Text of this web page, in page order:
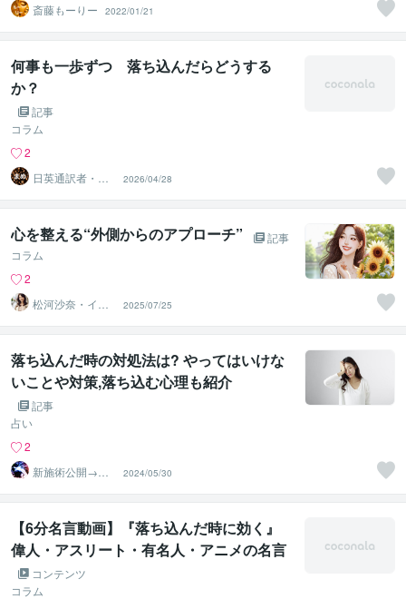
斎藤もーりー
2022/01/21
何事も一歩ずつ 落ち込んだらどうする
か？
記事
コラム
2
日英通訳者・ま
め 通訳式トレ
ーニング開始
2026/04/28
心を整える“外側からのアプローチ”
記事
コラム
2
松河沙奈・イン
スピレーション
タロット
2025/07/25
落ち込んだ時の対処法は? やってはいけな
いことや対策,落ち込む心理も紹介
記事
占い
2
新施術公開→≪
相手意識強制変
化≫◆星桜龍
2024/05/30
【6分名言動画】『落ち込んだ時に効く』
偉人・アスリート・有名人・アニメの名言
集（72選）
コンテンツ
コラム